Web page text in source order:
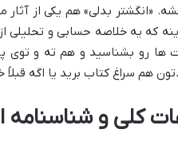
«انگشتر بدلی» هم یکی از آثار
که یه خلاصه حسابی و تحلیلی
رو بشناسید و هم ته و توی
هم سراغ کتاب برید یا اگه